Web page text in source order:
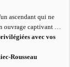
ascendant qui ne
ouvrage captivant …
avec vos
Rousseau